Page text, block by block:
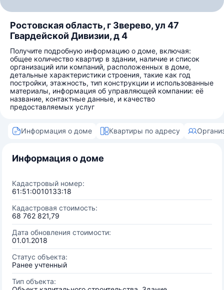
Ростовская область, г Зверево, ул 47
Гвардейской Дивизии, д 4
Получите подробную информацию о доме, включая:
общее количество квартир в здании, наличие и список
организаций или компаний, расположенных в доме,
детальные характеристики строения, такие как год
постройки, этажность, тип конструкции и использованные
материалы, информация об управляющей компании: её
название, контактные данные, и качество
предоставляемых услуг
Информация о доме Квартиры по адресу
Информация о доме
Кадастровый номер:
61:51:0010133:18
Кадастровая стоимость:
68 762 821,79
Дата обновления стоимости:
01.01.2018
Статус объекта:
Ранее учтенный
Тип объекта: